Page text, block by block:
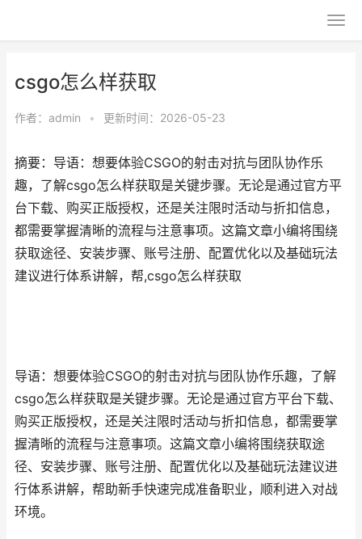
csgo怎么样获取
作者： admin • 更新时间：2026-05-23
摘要：导语：想要体验CSGO的射击对抗与团队协作乐
趣，了解csgo怎么样获取是关键步骤。无论是通过官方平
台下载、购买正版授权，还是关注限时活动与折扣信息，
都需要掌握清晰的流程与注意事项。这篇文章小编将围绕
获取途径、安装步骤、账号注册、配置优化以及基础玩法
建议进行体系讲解，帮,csgo怎么样获取
导语：想要体验CSGO的射击对抗与团队协作乐趣，了解
csgo怎么样获取是关键步骤。无论是通过官方平台下载、
购买正版授权，还是关注限时活动与折扣信息，都需要掌
握清晰的流程与注意事项。这篇文章小编将围绕获取途
径、安装步骤、账号注册、配置优化以及基础玩法建议进
行体系讲解，帮助新手快速完成准备职业，顺利进入对战
环境。